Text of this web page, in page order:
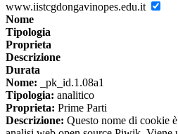
www.iistcgdongavinopes.edu.it
Nome
Tipologia
Proprieta
Descrizione
Durata
Nome: _pk_id.1.08a1
Tipologia: analitico
Proprieta: Prime Parti
Descrizione: Questo nome di cookie